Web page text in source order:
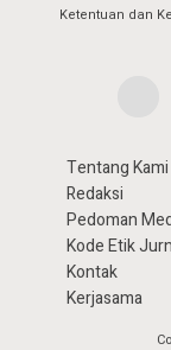
Ketentuan dan
Tentang Kami
Redaksi
Pedoman
Kode Etik
Kontak
Kerjasama